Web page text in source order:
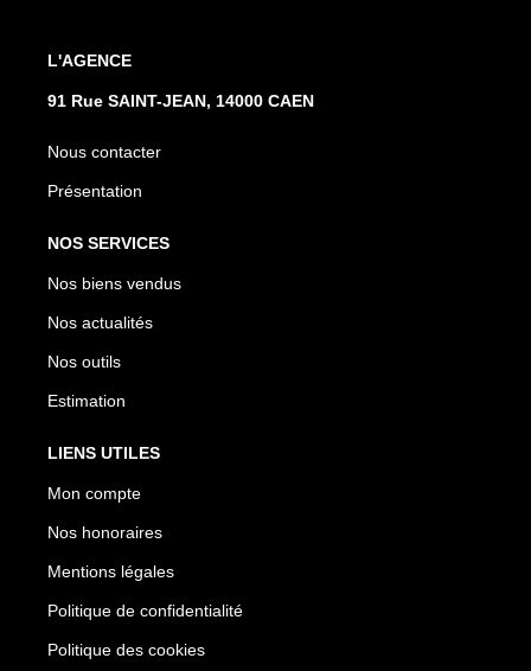
L'AGENCE
91 Rue SAINT-JEAN, 14000 CAEN
Nous contacter
Présentation
NOS SERVICES
Nos biens vendus
Nos actualités
Nos outils
Estimation
LIENS UTILES
Mon compte
Nos honoraires
Mentions légales
Politique de confidentialité
Politique des cookies